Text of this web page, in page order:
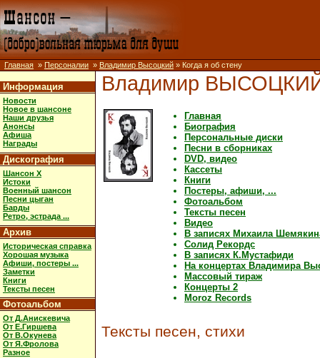
Главная » Персоналии » Владимир Высоцкий » Когда я об стену
Информация
Новости
Новое в шансоне
Наши друзья
Анонсы
Афиша
Награды
Дискография
Шансон X
Истоки
Военный шансон
Песни цыган
Барды
Ретро, эстрада ...
Архив
Историческая справка
Хорошая музыка
Афиши, постеры ...
Заметки
Книги
Тексты песен
Фотоальбом
От Д.Анискевича
От Е.Гиршева
От В.Окунева
От Я.Фролова
Разное
Владимир
Главная
Биография
Персональные диски
Песни в сборниках
DVD, видео
Кассеты
Книги
Постеры, афиши, ...
Фотоальбом
Тексты песен
Видео
В записях Михаила
Солид Рекордс
В записях К.Мустафиди
На концертах Владимира
Массовый тираж
Концерты 2
Moroz Records
Тексты песен, стихи